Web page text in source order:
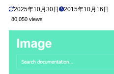
2025年10月30日 2015年10月16日
80,050 views